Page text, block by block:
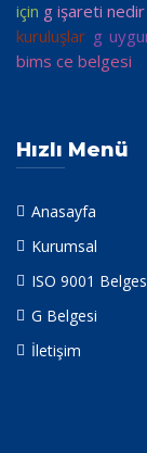
için g işareti nedir
kuruluşlar g
bims ce belgesi
Hızlı Menü
Anasayfa
Kurumsal
ISO 9001
G Belgesi
İletişim